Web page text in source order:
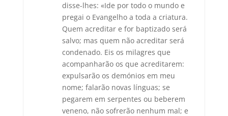
disse-lhes: «Ide por todo o mundo e
pregai o Evangelho a toda a criatura.
Quem acreditar e for baptizado será
salvo; mas quem não acreditar será
condenado. Eis os milagres que
acompanharão os que acreditarem:
expulsarão os demónios em meu
nome; falarão novas línguas; se
pegarem em serpentes ou beberem
veneno, não sofrerão nenhum mal; e